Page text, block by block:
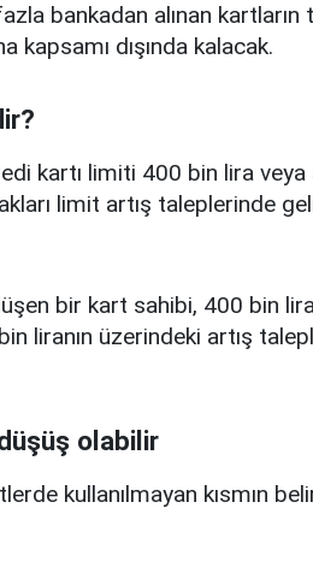
bankadan alınan kartların
kapsamı dışında kalacak.
kartı limiti 400 bin lira veya
limit artış taleplerinde
bir kart sahibi, 400 bin
liranın üzerindeki artış
olabilir
kullanılmayan kısmın